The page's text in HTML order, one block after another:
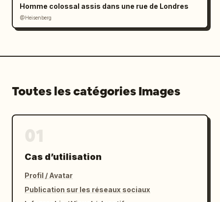
Homme colossal assis dans une rue de Londres
@Heisenberg
Toutes les catégories Images
Cas d’utilisation
Profil / Avatar
Publication sur les réseaux sociaux